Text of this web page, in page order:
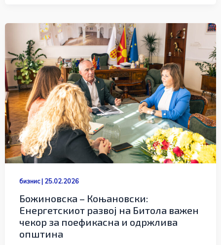
бизнис| 25.02.2026
Божиновска – Коњановски:
Eнергетскиот развој на Битола важен
чекор за поефикасна и одржлива
општина